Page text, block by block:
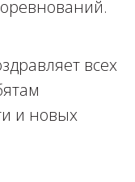
всех
и новых